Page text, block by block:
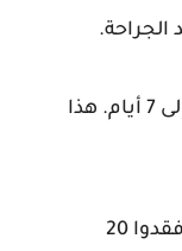
يُنصح بالاستمرار في البرنامج لمدة 4 إلى 7 أيام. هذا
الدراسات تظهر أن بعض المشاركين فقدوا 20